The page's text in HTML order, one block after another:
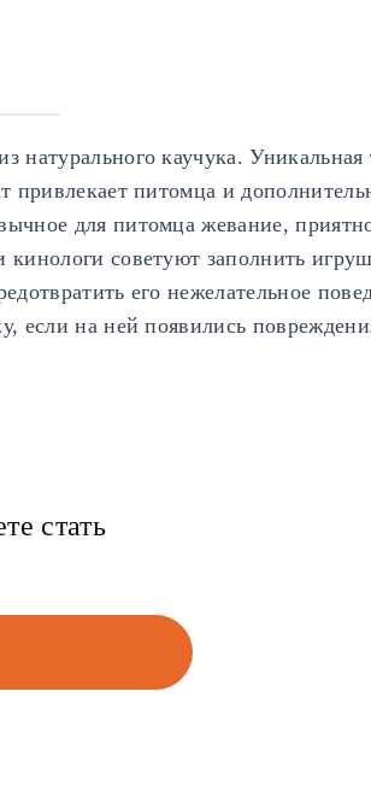
натурального каучука.
питомца и
для питомца жевание,
советуют заполнить
его нежелательное
если на ней появились
стать